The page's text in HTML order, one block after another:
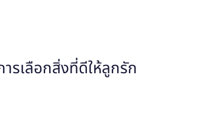
รเลือกสิ่งที่ดีให้ลูกรัก